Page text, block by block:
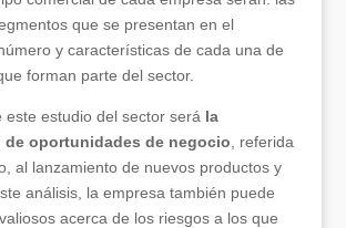
que se presentan en el
y características de cada una de
forman parte del sector.
este estudio del sector será la
oportunidades de negocio , referida
al lanzamiento de nuevos productos y
análisis, la empresa también puede
acerca de los riesgos a los que